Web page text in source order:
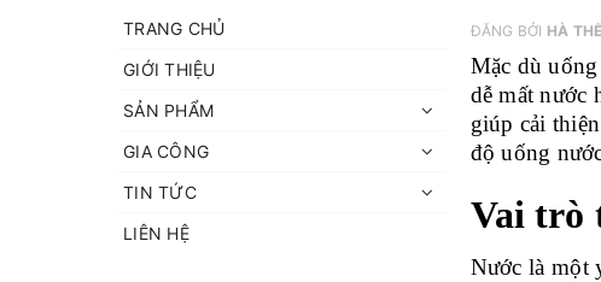
ĐĂNG BỞI HÀ
Mặc dù
dễ mất nước
giúp cải
độ uống
Vai trò
Nước là một
TRANG CHỦ
GIỚI THIỆU
SẢN PHẨM
GIA CÔNG
TIN TỨC
LIÊN HỆ